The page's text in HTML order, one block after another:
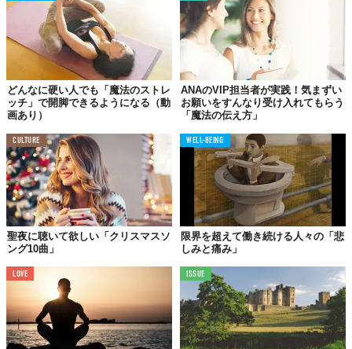
どんなに硬い人でも「魔法のストレ
ッチ」で開脚できるようになる（動
画あり）
ANAのVIP担当者が実践！気まずい
お願いをすんなり受け入れてもらう
「魔法の伝え方」
CULTURE
聖夜に聴いて欲しい「クリスマスソ
ング10曲」
WELL-BEING
限界を超えて働き続ける人々の「悲
しみと痛み」
LOVE ISSUE